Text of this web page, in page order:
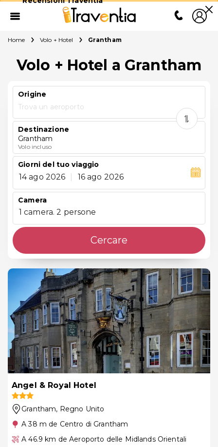
Home Volo + Hotel Grantham
Volo + Hotel a Grantham
Origine
Trova un aeroporto
Destinazione
Grantham
Volo incluso
Giorni del tuo viaggio
14 ago 2026 16 ago 2026
Camera
1 camera. 2 persone
Cercare
Angel & Royal Hotel
Grantham, Regno Unito
A 38 m de Centro di Grantham
A 46.9 km de Aeroporto delle Midlands Orientali